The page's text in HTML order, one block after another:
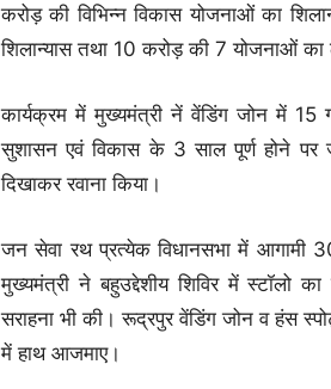
करोड़ की विभिन्न विकास योजनाओं का
शिलान्यास तथा 10 करोड़ की 7 योजनाओं का
कार्यक्रम में मुख्यमंत्री नें वेंडिंग जोन में 15
सुशासन एवं विकास के 3 साल पूर्ण होने
दिखाकर रवाना किया।
जन सेवा रथ प्रत्येक विधानसभा में आगामी
मुख्यमंत्री ने बहुउद्देशीय शिविर में स्टॉलो
सराहना भी की। रूद्रपुर वेंडिंग जोन व हंस
में हाथ आजमाए।